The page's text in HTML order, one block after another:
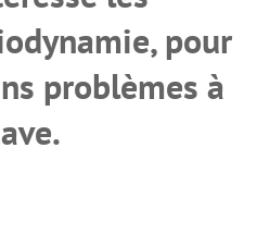
pour
problèmes à